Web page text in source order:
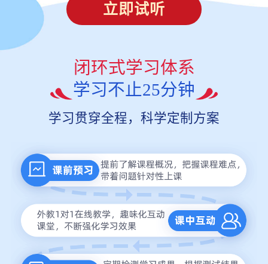
立即试听
闭环式学习体系
学习不止25分钟
学习贯穿全程，科学定制方案